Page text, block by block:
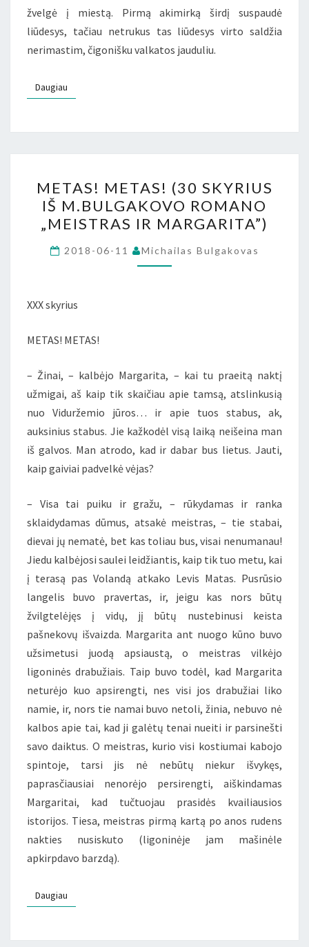
žvelgė į miestą. Pirmą akimirką širdį suspaudė
liūdesys, tačiau netrukus tas liūdesys virto saldžia
nerimastim, čigonišku valkatos jauduliu.
Daugiau
METAS!
(30
SKYRIUS
IŠ
M.BULGAKOVO
METAS! METAS! (30 SKYRIUS
IŠ M.BULGAKOVO ROMANO
„MEISTRAS IR MARGARITA”)
2018-06-11 Michailas Bulgakovas
XXX skyrius
METAS! METAS!
– Žinai, – kalbėjo Margarita, – kai tu praeitą naktį
užmigai, aš kaip tik skaičiau apie tamsą, atslinkusią
nuo Viduržemio jūros… ir apie tuos stabus, ak,
auksinius stabus. Jie kažkodėl visą laiką neišeina man
iš galvos. Man atrodo, kad ir dabar bus lietus. Jauti,
kaip gaiviai padvelkė vėjas?
– Visa tai puiku ir gražu, – rūkydamas ir ranka
sklaidydamas dūmus, atsakė meistras, – tie stabai,
dievai jų nematė, bet kas toliau bus, visai nenumanau!
Jiedu kalbėjosi saulei leidžiantis, kaip tik tuo metu, kai
į terasą pas Volandą atkako Levis Matas. Pusrūsio
langelis buvo pravertas, ir, jeigu kas nors būtų
žvilgtelėjęs į vidų, jį būtų nustebinusi keista
pašnekovų išvaizda. Margarita ant nuogo kūno buvo
užsimetusi juodą apsiaustą, o meistras vilkėjo
ligoninės drabužiais. Taip buvo todėl, kad Margarita
neturėjo kuo apsirengti, nes visi jos drabužiai liko
namie, ir, nors tie namai buvo netoli, žinia, nebuvo nė
kalbos apie tai, kad ji galėtų tenai nueiti ir parsinešti
savo daiktus. O meistras, kurio visi kostiumai kabojo
spintoje, tarsi jis nė nebūtų niekur išvykęs,
paprasčiausiai nenorėjo persirengti, aiškindamas
Margaritai, kad tučtuojau prasidės kvailiausios
istorijos. Tiesa, meistras pirmą kartą po anos rudens
nakties nusiskuto (ligoninėje jam mašinėle
apkirpdavo barzdą).
Daugiau